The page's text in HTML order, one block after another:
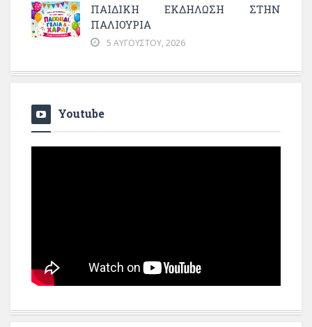
ΠΑΙΔΙΚΗ ΕΚΔΗΛΩΣΗ ΣΤΗΝ
ΠΑΛΙΟΥΡΙΑ
5 ΑΥΓΟΎΣΤΟΥ, 2026
Youtube